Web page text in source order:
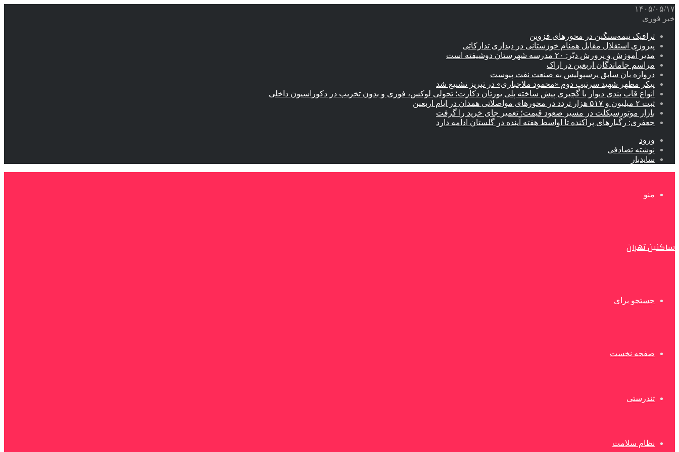
۱۴۰۵/۰۵/۱۷
خبر فوری
ترافیک نیمه‌سنگین در محورهای قزوین
پیروزی استقلال مقابل همنام خوزستانی در دیداری تدارکاتی
مدیر آموزش و پرورش دیّر: ۲۰ مدرسه شهرستان دوشیفته است
مراسم جاماندگان اربعین در اراک
دروازه بان سابق پرسپولیس به صنعت نفت پیوست
پیکر مطهر شهید سرتیپ دوم «محمود ملاجباری» در تبریز تشییع شد
انواع قاب بندی دیوار با گچبری پیش ساخته پلی یورتان دکارت؛ تحولی لوکس، فوری و بدون تخریب در دکوراسیون داخلی
ثبت ۲ میلیون و ۵۱۷ هزار تردد در محورهای مواصلاتی همدان در ایام اربعین
بازار موتورسیکلت در مسیر صعود قیمت؛ تعمیر جای خرید را گرفت
جعفری: رگبارهای پراکنده تا اواسط هفته آینده در گلستان ادامه دارد
ورود
نوشته تصادفی
سایدبار
منو
ساکنین تهران
جستجو برای
صفحه نخست
تندرستی
نظام سلامت